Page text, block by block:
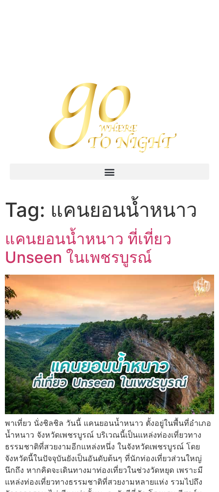
Tag: แคนยอนน้ำหนาว
แคนยอนน้ำหนาว ที่เที่ยว
Unseen ในเพชรบูรณ์
พาเที่ยว นั่งชิลชิล วันนี้ แคนยอนน้ำหนาว ตั้งอยู่ในพื้นที่อำเภอ
น้ำหนาว จังหวัดเพชรบูรณ์ บริเวณนี้เป็นแหล่งท่องเที่ยวทาง
ธรรมชาติที่สวยงามอีกแหล่งหนึ่ง ในจังหวัดเพชรบูรณ์ โดย
จังหวัดนี้ในปัจจุบันยังเป็นอันดับต้นๆ ที่นักท่องเที่ยวส่วนใหญ่
นึกถึง หากคิดจะเดินทางมาท่องเที่ยวในช่วงวัดหยุด เพราะมี
แหล่งท่องเที่ยวทางธรรมชาติที่สวยงามหลายแห่ง รวมไปถึง